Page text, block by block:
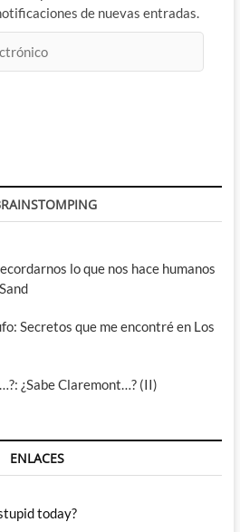
de nuevas entradas.
lo que nos hace humanos
Secretos que me encontré en Los
¿Sabe Claremont…? (II)
ENLACES
today?